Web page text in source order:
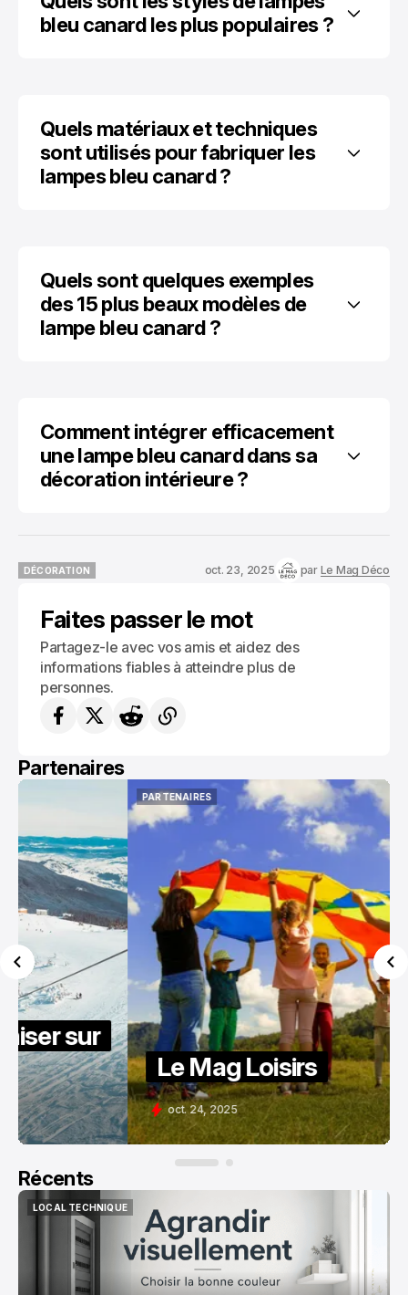
bleu canard les plus populaires ?
Quels matériaux et techniques
sont utilisés pour fabriquer les
lampes bleu canard ?
Quels sont quelques exemples
des 15 plus beaux modèles de
lampe bleu canard ?
Comment intégrer efficacement
une lampe bleu canard dans sa
décoration intérieure ?
DÉCORATION
oct. 23, 2025 par Le Mag Déco
Faites passer le mot
Partagez-le avec vos amis et aidez des
informations fiables à atteindre plus de
personnes.
Partenaires
Le Mag Loisirs
oct. 24, 2025
Récents
LOCAL TECHNIQUE
LOCAL TECHNIQUE